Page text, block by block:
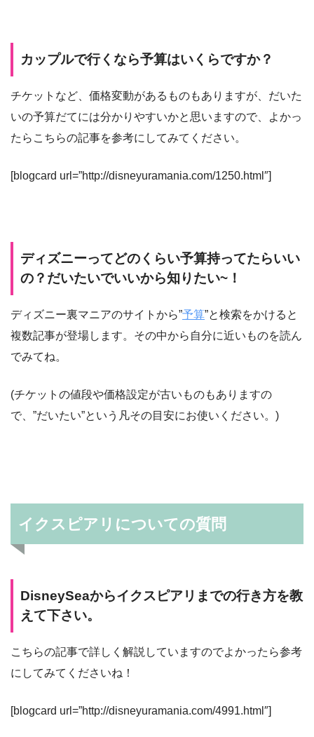
カップルで行くなら予算はいくらですか？
チケットなど、価格変動があるものもありますが、だいた
いの予算だてには分かりやすいかと思いますので、よかっ
たらこちらの記事を参考にしてみてください。
[blogcard url=”http://disneyuramania.com/1250.html″]
ディズニーってどのくらい予算持ってたらいい
の？だいたいでいいから知りたい~！
ディズニー裏マニアのサイトから”予算”と検索をかけると
複数記事が登場します。その中から自分に近いものを読ん
でみてね。
(チケットの値段や価格設定が古いものもありますの
で、”だいたい”という凡その目安にお使いください。)
イクスピアリについての質問
DisneySeaからイクスピアリまでの行き方を教
えて下さい。
こちらの記事で詳しく解説していますのでよかったら参考
にしてみてくださいね！
[blogcard url=”http://disneyuramania.com/4991.html″]